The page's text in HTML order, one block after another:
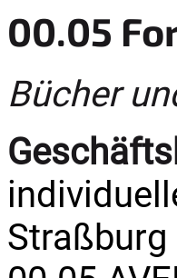
00.05
Bücher
Straßburg